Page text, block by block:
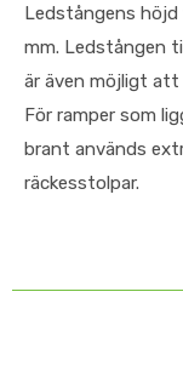
Ledstångens
mm. Ledstången
är även möjligt
För ramper som
brant används
räckesstolpar.